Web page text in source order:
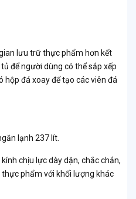
lưu trữ thực phẩm hơn kết
để người dùng có thể sắp xếp
đá xoay để tạo các viên đá
lạnh 237 lít.
chịu lực dày dặn, chắc chắn,
phẩm với khối lượng khác